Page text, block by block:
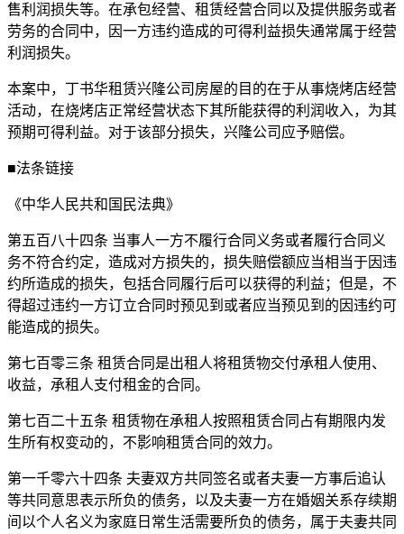
售利润损失等。在承包经营、租赁经营合同以及提供服务或者
劳务的合同中，因一方违约造成的可得利益损失通常属于经营
利润损失。
本案中，丁书华租赁兴隆公司房屋的目的在于从事烧烤店经营
活动，在烧烤店正常经营状态下其所能获得的利润收入，为其
预期可得利益。对于该部分损失，兴隆公司应予赔偿。
■法条链接
《中华人民共和国民法典》
第五百八十四条 当事人一方不履行合同义务或者履行合同义
务不符合约定，造成对方损失的，损失赔偿额应当相当于因违
约所造成的损失，包括合同履行后可以获得的利益；但是，不
得超过违约一方订立合同时预见到或者应当预见到的因违约可
能造成的损失。
第七百零三条 租赁合同是出租人将租赁物交付承租人使用、
收益，承租人支付租金的合同。
第七百二十五条 租赁物在承租人按照租赁合同占有期限内发
生所有权变动的，不影响租赁合同的效力。
第一千零六十四条 夫妻双方共同签名或者夫妻一方事后追认
等共同意思表示所负的债务，以及夫妻一方在婚姻关系存续期
间以个人名义为家庭日常生活需要所负的债务，属于夫妻共同